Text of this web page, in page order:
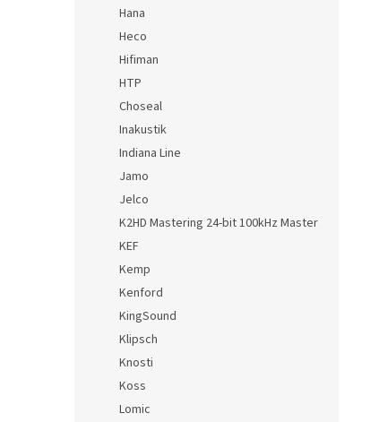
Hana
Heco
Hifiman
HTP
Choseal
Inakustik
Indiana Line
Jamo
Jelco
K2HD Mastering 24-bit 100kHz Master
KEF
Kemp
Kenford
KingSound
Klipsch
Knosti
Koss
Lomic